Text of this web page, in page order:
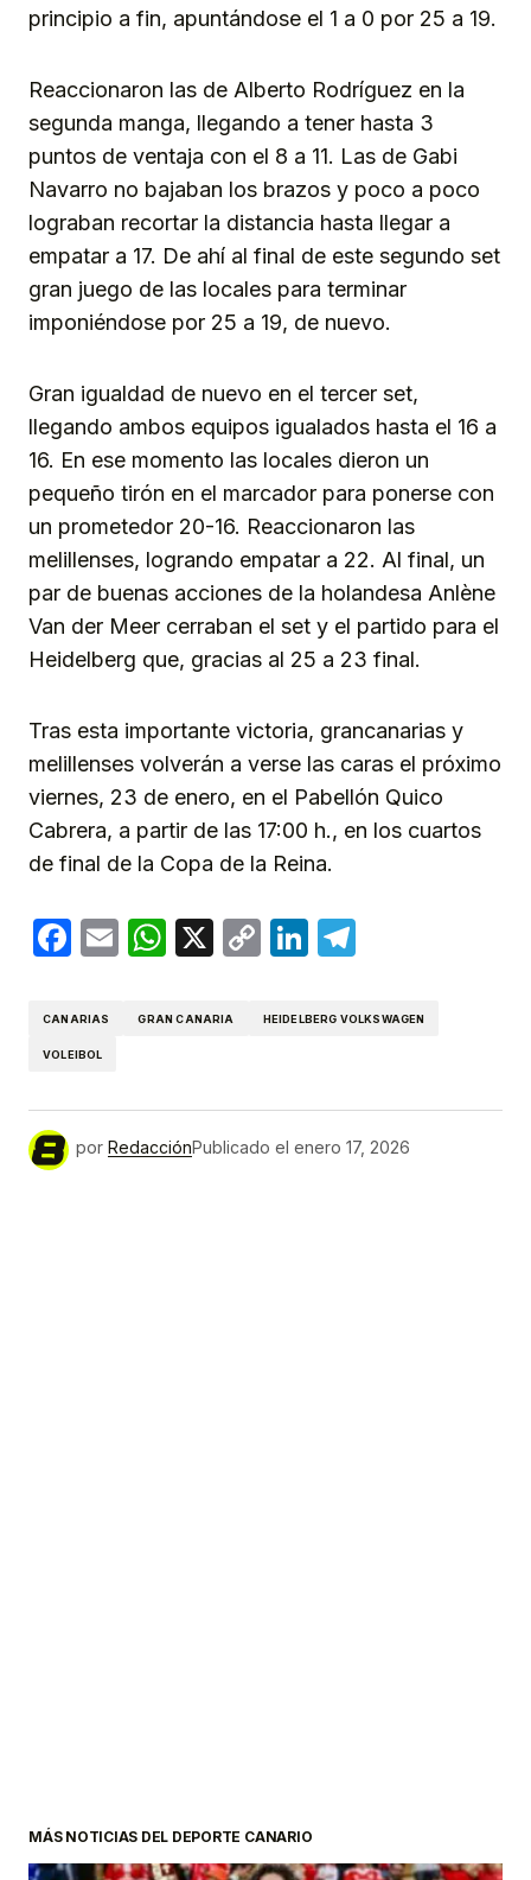
principio a fin, apuntándose el 1 a 0 por 25 a 19.
Reaccionaron las de Alberto Rodríguez en la
segunda manga, llegando a tener hasta 3
puntos de ventaja con el 8 a 11. Las de Gabi
Navarro no bajaban los brazos y poco a poco
lograban recortar la distancia hasta llegar a
empatar a 17. De ahí al final de este segundo set
gran juego de las locales para terminar
imponiéndose por 25 a 19, de nuevo.
Gran igualdad de nuevo en el tercer set,
llegando ambos equipos igualados hasta el 16 a
16. En ese momento las locales dieron un
pequeño tirón en el marcador para ponerse con
un prometedor 20-16. Reaccionaron las
melillenses, logrando empatar a 22. Al final, un
par de buenas acciones de la holandesa Anlène
Van der Meer cerraban el set y el partido para el
Heidelberg que, gracias al 25 a 23 final.
Tras esta importante victoria, grancanarias y
melillenses volverán a verse las caras el próximo
viernes, 23 de enero, en el Pabellón Quico
Cabrera, a partir de las 17:00 h., en los cuartos
de final de la Copa de la Reina.
Facebook
EmailWhatsApp
X
CopyLinkedIn
CANARIAS GRAN CANARIA HEIDELBERG VOLKSWAGEN
VOLEIBOL
por RedacciónPublicado el enero 17, 2026
MÁS NOTICIAS DEL DEPORTE CANARIO